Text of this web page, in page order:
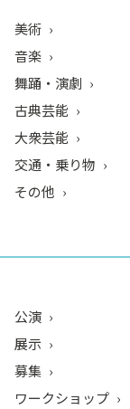
美術
音楽
舞踊・演劇
古典芸能
大衆芸能
交通・乗り物
その他
公演
展示
募集
ワークショップ